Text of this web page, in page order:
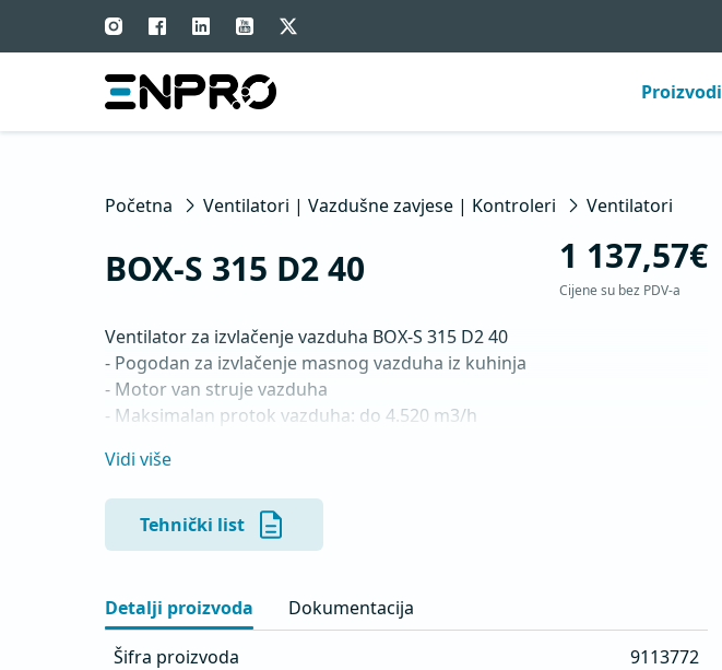
Proizvodi
Početna Ventilatori | Vazdušne zavjese | Kontroleri Ventilatori
BOX-S 315 D2 40 1 137,57€
Cijene su bez PDV-a
Ventilator za izvlačenje vazduha BOX-S 315 D2 40
- Pogodan za izvlačenje masnog vazduha iz kuhinja
- Motor van struje vazduha
- Maksimalan protok vazduha: do 4.520 m3/h
- Unazad zakrivljeno radijalno radno kolo
- Vertikalno izduvavanje
- Kućište sa dvostrukim zidom od pocinkovanog čeličnog lima, obloženo
negorivom mineralnom vunom debljine 40mm
- Mogućnost frekventnog upravljanja
- Opremljen montažnim šinama sa gumenim antivibracionim osloncima
- Kružni priključak opremljen dvostrukim gumenim zaptivkama
Vidi više
Tehnički list
Detalji proizvoda Dokumentacija
Šifra proizvoda 9113772